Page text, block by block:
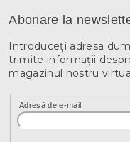
Abonare la
Introduceţi adresa
trimite informaţii
magazinul nostru
Adresă de e-mail